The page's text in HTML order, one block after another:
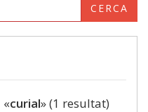
CERCA
curial» (1 resultat)